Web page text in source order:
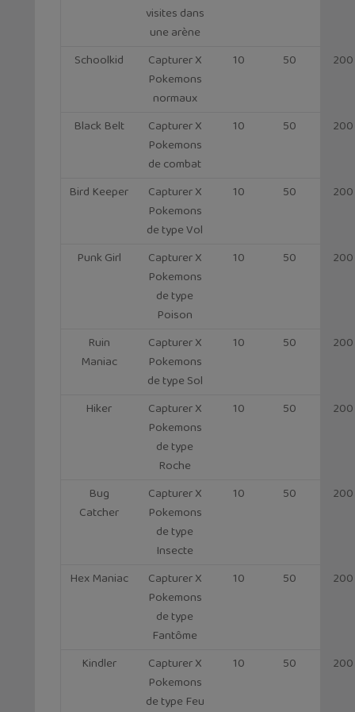
visites dans
une arène
Schoolkid
Capturer X
Pokemons
normaux
10 50 200
Black Belt
Capturer X
Pokemons
de combat
10 50 200
Bird Keeper
Capturer X
Pokemons
de type Vol
10 50 200
Punk Girl
Capturer X
Pokemons
de type
Poison
10 50 200
Ruin
Maniac
Capturer X
Pokemons
de type Sol
10 50 200
Hiker
Capturer X
Pokemons
de type
Roche
10 50 200
Bug
Catcher
Capturer X
Pokemons
de type
Insecte
10 50 200
Hex Maniac
Capturer X
Pokemons
de type
Fantôme
10 50 200
Kindler
Capturer X
Pokemons
de type Feu
10 50 200